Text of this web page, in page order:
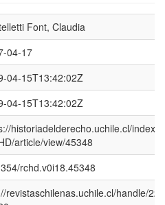
Font, Claudia
04-17
04-15T13:42:02Z
04-15T13:42:02Z
historiadelderecho.uchile.cl/
article/view/45348
rchd.v0i18.45348
revistaschilenas.uchile.cl/handle/